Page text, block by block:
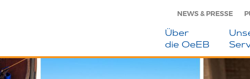
NEWS & PRESSE
Über
die OeEB